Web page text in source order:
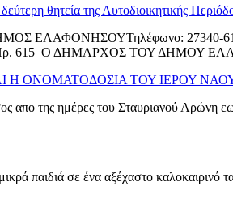
θητεία της Αυτοδιοικητικής
ΔΗΜΟΥ ΕΛΑΦΟΝΗΣΟΥΈχοντας
Η ΟΝΟΜΑΤΟΔΟΣΙΑ ΤΟΥ ΙΕΡΟΥ
της ημέρες του Σταυριανού Αρώνη
παιδιά σε ένα αξέχαστο καλοκαιρινό